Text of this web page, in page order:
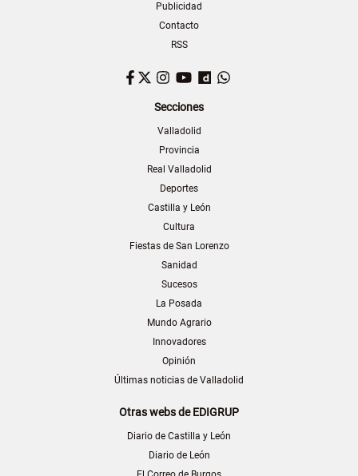
Publicidad
Contacto
RSS
Facebook
TwitterInstagram
YouTubeDailymotion
Secciones
Valladolid
Provincia
Real Valladolid
Deportes
Castilla y León
Cultura
Fiestas de San Lorenzo
Sanidad
Sucesos
La Posada
Mundo Agrario
Innovadores
Opinión
Últimas noticias de Valladolid
Otras webs de EDIGRUP
Diario de Castilla y León
Diario de León